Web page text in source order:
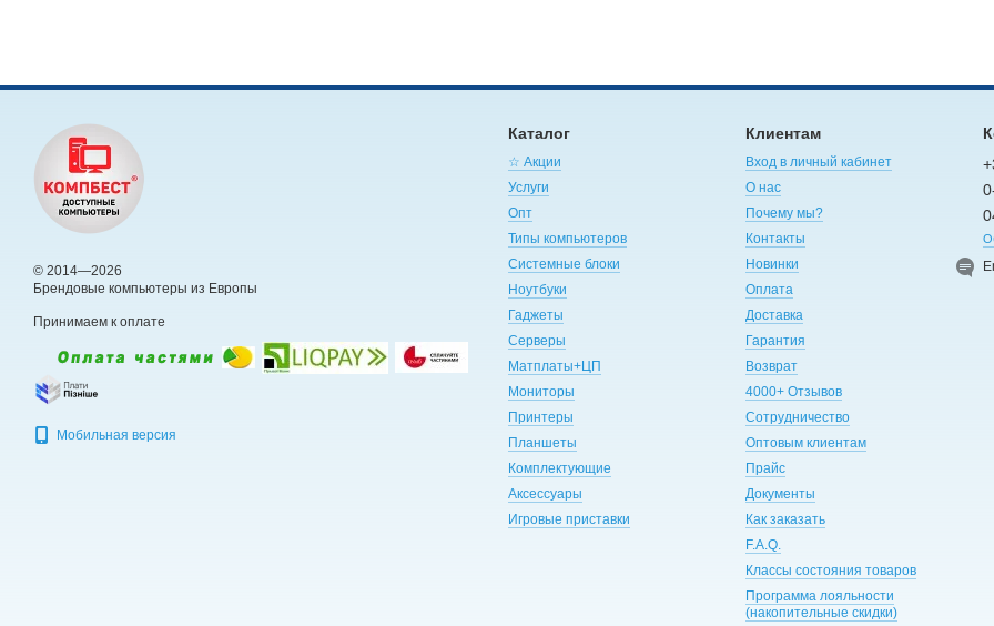
© 2014—2026
Брендовые компьютеры из Европы
Принимаем к оплате
Мобильная версия
Каталог
☆ Акции
Услуги
Опт
Типы компьютеров
Системные блоки
Ноутбуки
Гаджеты
Серверы
Матплаты+ЦП
Мониторы
Принтеры
Планшеты
Комплектующие
Аксессуары
Игровые приставки
Клиентам
Вход в личный кабинет
О нас
Почему мы?
Контакты
Новинки
Оплата
Доставка
Гарантия
Возврат
4000+ Отзывов
Сотрудничество
Оптовым клиентам
Прайс
Документы
Как заказать
F.A.Q.
Классы состояния товаров
Программа лояльности
(накопительные скидки)